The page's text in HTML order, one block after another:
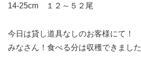
14-25cm １２～５２尾
今日は貸し道具なしのお客様にて！
みなさん！食べる分は収穫できまし